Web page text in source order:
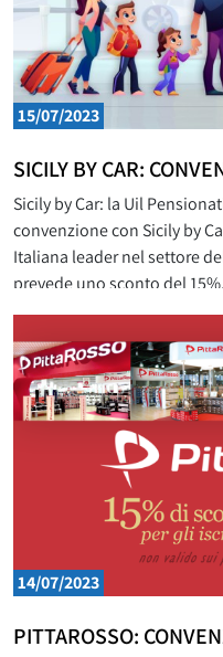
15/07/2023
SICILY BY CAR:
Sicily by Car: la Uil
convenzione con Sicily by
Italiana leader nel settore
prevede uno sconto del
vigore, al netto di IVA e
alla Uil Pensionati. Sicily by
14/07/2023
PITTAROSSO: